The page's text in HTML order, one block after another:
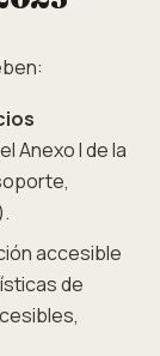
Anexo I de la
accesible
de